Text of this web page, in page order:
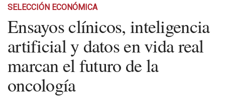
SELECCIÓN ECONÓMICA
Ensayos clínicos, inteligencia
artificial y datos en vida real
marcan el futuro de la
oncología